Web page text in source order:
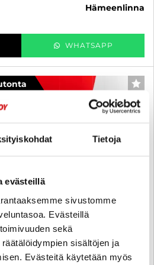
Tietoja
evästeillä
sivustomme
Evästeillä
sekä
sisältöjen ja
Evästeitä käytetään myös
hämeenlinna
WHATSAPP